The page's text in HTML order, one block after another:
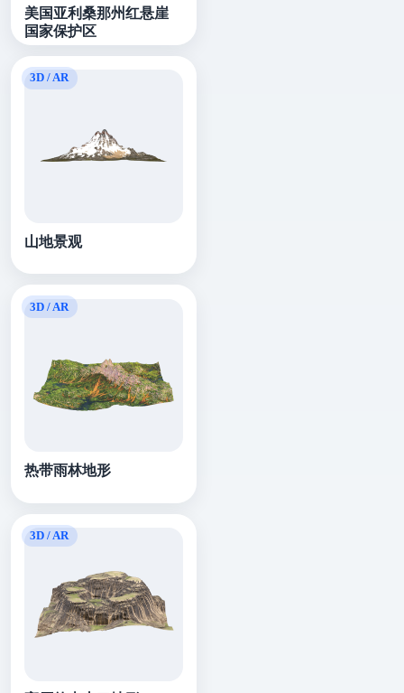
美国亚利桑那州红悬崖
国家保护区
山地景观
热带雨林地形